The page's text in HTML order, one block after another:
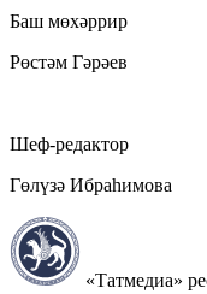
Баш мөхәррир
Рөстәм Гәрәев
Шеф-редактор
Гөлүзә Ибраһимова
«Татмедиа»